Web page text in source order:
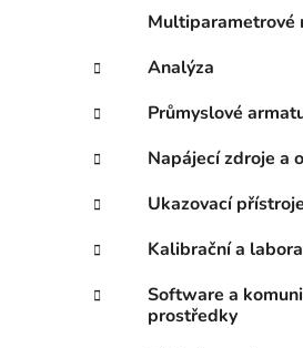
Multiparametrové
Analýza
Průmyslové
Napájecí zdroje a
Ukazovací
Kalibrační a
Software a
prostředky